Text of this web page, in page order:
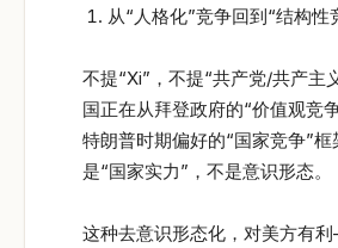
从“人格化”竞争回到“结构性
不提“Xi”，不提“共产党/共产主
国正在从拜登政府的“价值观竞
特朗普时期偏好的“国家竞争”
是“国家实力”，不是意识形态。
这种去意识形态化，对美方有